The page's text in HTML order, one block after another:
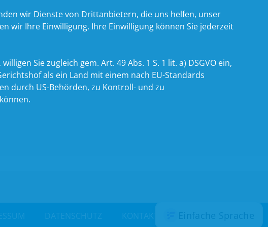
DATENSCHUTZ KONTAKT INTRANET
wir Dienste von Drittanbietern, die uns helfen, unser
wir Ihre Einwilligung. Ihre Einwilligung können Sie jederzeit
Sie zugleich gem. Art. 49 Abs. 1 S. 1 lit. a) DSGVO ein,
als ein Land mit einem nach EU-Standards
durch US-Behörden, zu Kontroll- und zu